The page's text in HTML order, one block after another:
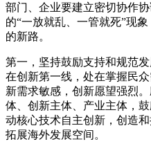
部门、企业要建立密切协作
的“一放就乱、一管就死”现
的新路。
第一，坚持鼓励支持和规范
在创新第一线，处在掌握民
新需求敏感，创新愿望强烈
体、创新主体、产业主体，
动核心技术自主创新，创造
拓展海外发展空间。